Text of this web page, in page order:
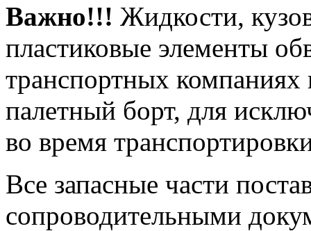
Важно!!! Жидкости,
пластиковые элементы
транспортных
палетный борт, для
во время
Все запасные части
сопроводительными